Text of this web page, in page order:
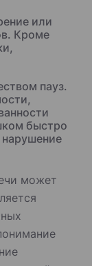
или
Кроме
пауз.
быстро
нарушение
может